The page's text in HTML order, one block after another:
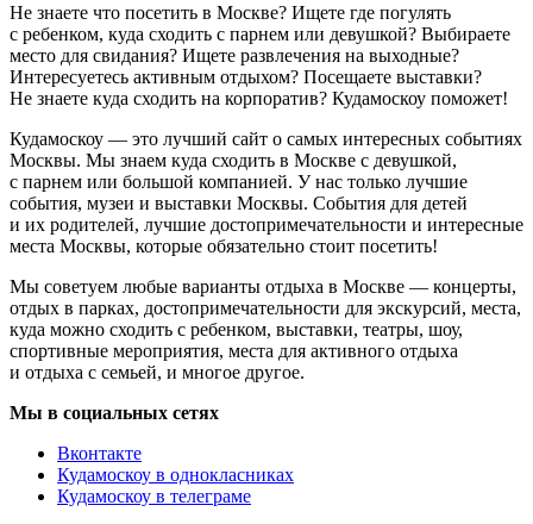
Не знаете что посетить в Москве? Ищете где погулять
с ребенком, куда сходить с парнем или девушкой? Выбираете
место для свидания? Ищете развлечения на выходные?
Интересуетесь активным отдыхом? Посещаете выставки?
Не знаете куда сходить на корпоратив? Кудамоскоу поможет!
Кудамоскоу — это лучший сайт о самых интересных событиях
Москвы. Мы знаем куда сходить в Москве с девушкой,
с парнем или большой компанией. У нас только лучшие
события, музеи и выставки Москвы. События для детей
и их родителей, лучшие достопримечательности и интересные
места Москвы, которые обязательно стоит посетить!
Мы советуем любые варианты отдыха в Москве — концерты,
отдых в парках, достопримечательности для экскурсий, места,
куда можно сходить с ребенком, выставки, театры, шоу,
спортивные мероприятия, места для активного отдыха
и отдыха с семьей, и многое другое.
Мы в социальных сетях
Вконтакте
Кудамоскоу в однокласниках
Кудамоскоу в телеграме